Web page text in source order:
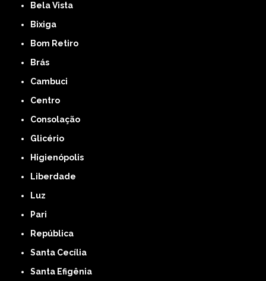
Bela Vista
Bixiga
Bom Retiro
Brás
Cambuci
Centro
Consolação
Glicério
Higienópolis
Liberdade
Luz
Pari
República
Santa Cecília
Santa Efigênia